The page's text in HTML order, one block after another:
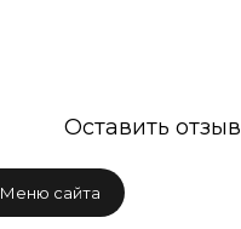
Оставить отзыв
Меню сайта